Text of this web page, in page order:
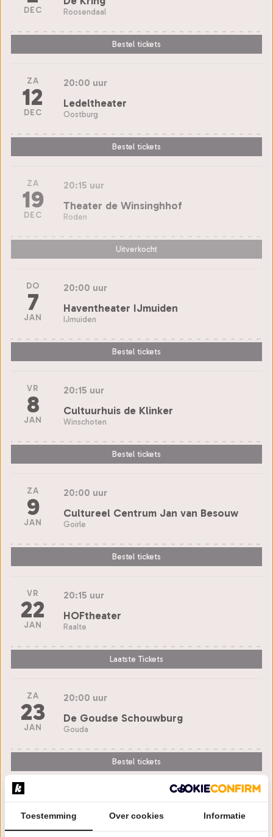
DEC Roosendaal
Bestel tickets
ZA
12
DEC
20:00 uur
Ledeltheater
Oostburg
Bestel tickets
ZA
19
DEC
20:15 uur
Theater de Winsinghhof
Roden
Uitverkocht
DO
7
JAN
20:00 uur
Haventheater IJmuiden
IJmuiden
Bestel tickets
VR
8
JAN
20:15 uur
Cultuurhuis de Klinker
Winschoten
Bestel tickets
ZA
9
JAN
20:00 uur
Cultureel Centrum Jan van Besouw
Goirle
Bestel tickets
VR
22
JAN
20:15 uur
HOFtheater
Raalte
Laatste Tickets
ZA
23
JAN
20:00 uur
De Goudse Schouwburg
Gouda
Bestel tickets
5
FEB
20:00 uur
Atlas Theater
Emmen
Toestemming Over cookies Informatie